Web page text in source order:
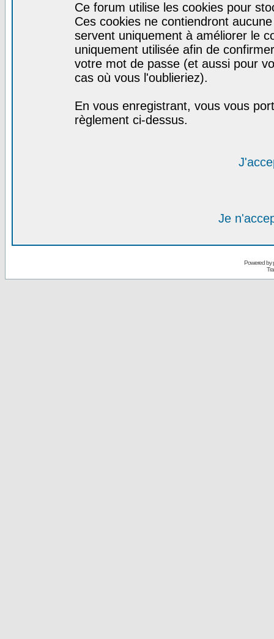
Ce forum utilise les cookies pour
Ces cookies ne contiendront
servent uniquement à améliorer le
uniquement utilisée afin de
votre mot de passe (et aussi pour
cas où vous l'oublieriez).
En vous enregistrant, vous vous
règlement ci-dessus.
Je
Powered by